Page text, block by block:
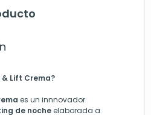
& Lift Crema?
es un innnovador
de nocheelaborada a